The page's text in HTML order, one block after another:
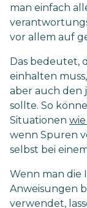
man einfach
vor allem auf
Das bedeutet,
einhalten
aber auch den
sollte. So
Situationen
wenn Spuren
selbst bei
Wenn man die
Anweisungen
verwendet,